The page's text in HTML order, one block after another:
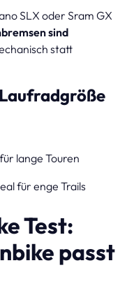
SLX oder Sram GX
sind
statt
lange Touren
für enge Trails
Test:
passt